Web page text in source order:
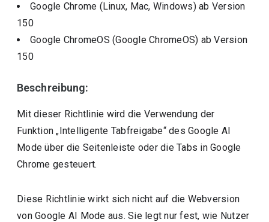
Google Chrome (Linux, Mac, Windows)ab Version
150
Google ChromeOS (Google ChromeOS) ab Version
150
Beschreibung:
Mit dieser Richtlinie wird die Verwendung der
Funktion „Intelligente Tabfreigabe“ des Google AI
Mode über die Seitenleiste oder die Tabs in Google
Chrome gesteuert.
Diese Richtlinie wirkt sich nicht auf die Webversion
von Google AI Mode aus. Sie legt nur fest, wie Nutzer